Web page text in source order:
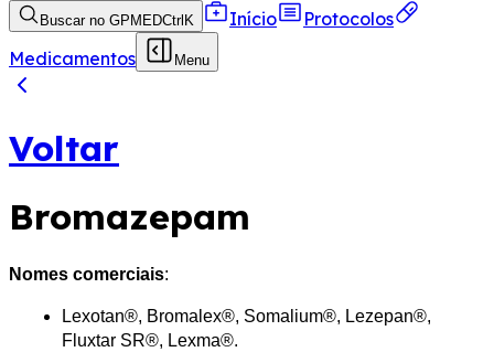
Buscar no GPMEDCtrl K Início
Protocolos
Medicamentos
Menu
Voltar
Bromazepam
Nomes comerciais:
Lexotan®, Bromalex®, Somalium®, Lezepan®,
Fluxtar SR®, Lexma®.